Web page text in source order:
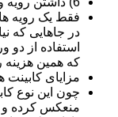
فقط یک رویه
در جاهایی که
استفاده از دو
که همین هزینه
مزایای کابینت
چون این نوع
منعکس کرده و